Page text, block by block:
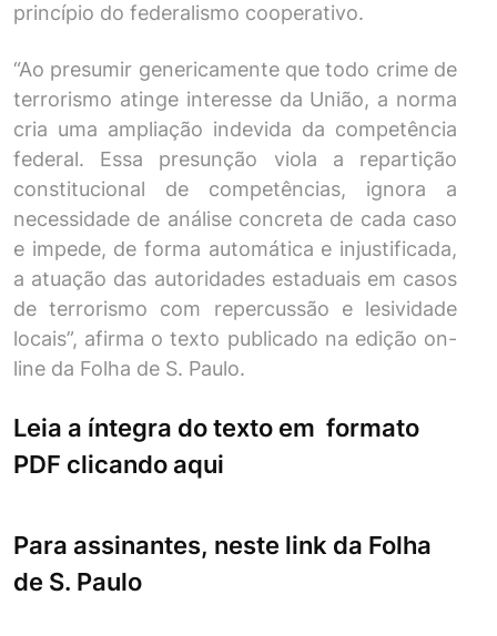
princípio do federalismo cooperativo.
“Ao presumir genericamente que todo crime de
terrorismo atinge interesse da União, a norma
cria uma ampliação indevida da competência
federal. Essa presunção viola a repartição
constitucional de competências, ignora a
necessidade de análise concreta de cada caso
e impede, de forma automática e injustificada,
a atuação das autoridades estaduais em casos
de terrorismo com repercussão e lesividade
locais”, afirma o texto publicado na edição on-
line da Folha de S. Paulo.
Leia a íntegra do texto em formato
PDF clicando aqui
Para assinantes, neste link da Folha
de S. Paulo